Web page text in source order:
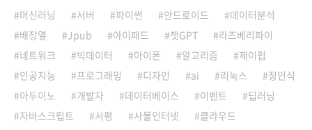
머신러닝 서버 파이썬 안드로이드
데이터분석
배장열
Jpub 아이패드 챗GPT
라즈베리파이
네트워크
빅데이터 아이폰 알고리즘
제이펍
인공지능
프로그래밍 디자인 ai 리눅스
정인식
아두이노
개발자 데이터베이스 이벤트
딥러닝
자바스크립트
서평 사물인터넷 클라우드